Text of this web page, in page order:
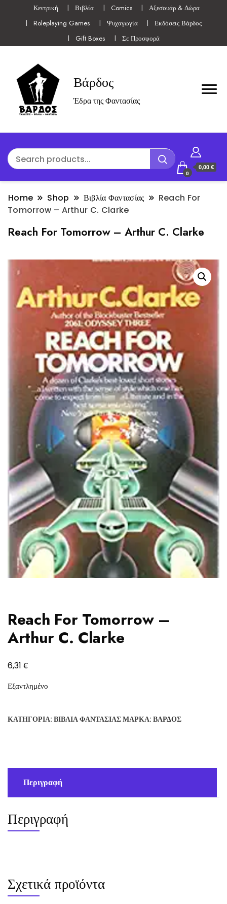
Κεντρική Βιβλία Comics
Αξεσουάρ & Δώρα
Roleplaying Games
Ψυχαγωγία
Εκδόσεις Βάρδος
Gift Boxes
Σε Προσφορά
Βάρδος
Έδρα της Φαντασίας
0
0,00 €
Home Shop Βιβλία Φαντασίας
Reach For
Tomorrow – Arthur C. Clarke
Reach For Tomorrow – Arthur C. Clarke
Reach For Tomorrow –
Arthur C. Clarke
6,31 €
Εξαντλημένο
ΚΑΤΗΓΟΡΊΑ: ΒΙΒΛΊΑ ΦΑΝΤΑΣΊΑΣΜΆΡΚΑ: ΒΆΡΔΟΣ
Περιγραφή
Περιγραφή
Σχετικά προϊόντα